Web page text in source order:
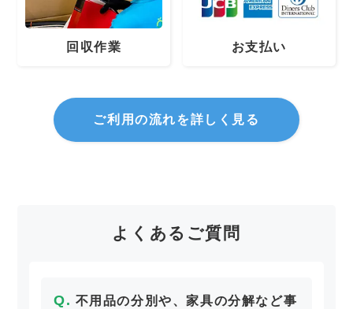
回収作業 お支払い
ご利用の流れを詳しく見る
よくあるご質問
不用品の分別や、家具の分解など事